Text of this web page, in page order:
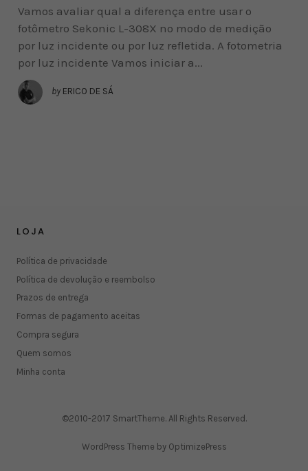
Vamos avaliar qual a diferença entre usar o
fotômetro Sekonic L-308X no modo de medição
por luz incidente ou por luz refletida. A fotometria
por luz incidente Vamos iniciar a...
by ERICO DE SÁ
LOJA
Política de privacidade
Política de devolução e reembolso
Prazos de entrega
Formas de pagamento aceitas
Compra segura
Quem somos
Minha conta
©2010-2017 SmartTheme. All Rights Reserved.
WordPress Theme by OptimizePress